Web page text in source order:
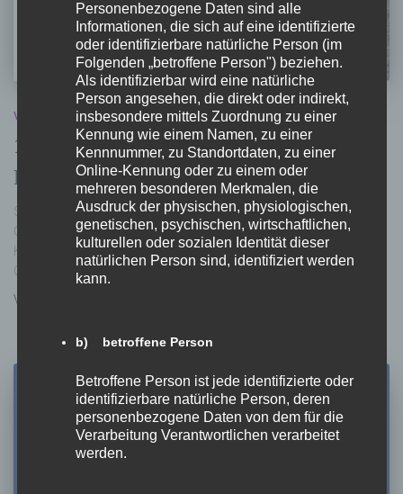
VERANSTALTUNG
16 TAGE GEGEN GEWALT AN
FRAUEN
Stadträtin Mag.a Corinna Smrecnik und das Büro für Frauen,
Chancengleichheit und Generationen der Landeshauptstadt
Klagenfurt am Wörthersee laden Sie im Namen von Bürgermeister
Christian Scheider herzlich ein!
Von
Personenbezogene Daten sind alle
Informationen, die sich auf eine identifizierte
oder identifizierbare natürliche Person (im
Folgenden „betroffene Person") beziehen.
Als identifizierbar wird eine natürliche
Person angesehen, die direkt oder indirekt,
insbesondere mittels Zuordnung zu einer
Kennung wie einem Namen, zu einer
Kennnummer, zu Standortdaten, zu einer
Online-Kennung oder zu einem oder
mehreren besonderen Merkmalen, die
Ausdruck der physischen, physiologischen,
genetischen, psychischen, wirtschaftlichen,
kulturellen oder sozialen Identität dieser
natürlichen Person sind, identifiziert werden
kann.
b) betroffene Person
Betroffene Person ist jede identifizierte oder
identifizierbare natürliche Person, deren
personenbezogene Daten von dem für die
Verarbeitung Verantwortlichen verarbeitet
werden.